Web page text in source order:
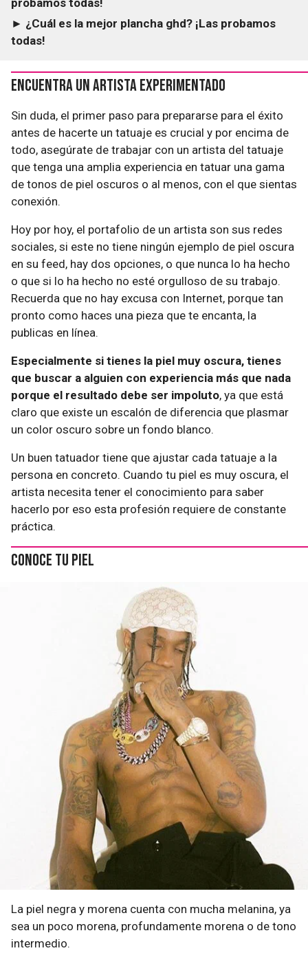
► ¿Cuál es la mejor plancha ghd? ¡Las probamos
todas!
Encuentra un artista experimentado
Sin duda, el primer paso para prepararse para el éxito
antes de hacerte un tatuaje es crucial y por encima de
todo, asegúrate de trabajar con un artista del tatuaje
que tenga una amplia experiencia en tatuar una gama
de tonos de piel oscuros o al menos, con el que sientas
conexión.
Hoy por hoy, el portafolio de un artista son sus redes
sociales, si este no tiene ningún ejemplo de piel oscura
en su feed, hay dos opciones, o que nunca lo ha hecho
o que si lo ha hecho no esté orgulloso de su trabajo.
Recuerda que no hay excusa con Internet, porque tan
pronto como haces una pieza que te encanta, la
publicas en línea.
Especialmente si tienes la piel muy oscura, tienes
que buscar a alguien con experiencia más que nada
porque el resultado debe ser impoluto, ya que está
claro que existe un escalón de diferencia que plasmar
un color oscuro sobre un fondo blanco.
Un buen tatuador tiene que ajustar cada tatuaje a la
persona en concreto. Cuando tu piel es muy oscura, el
artista necesita tener el conocimiento para saber
hacerlo por eso esta profesión requiere de constante
práctica.
Conoce tu piel
La piel negra y morena cuenta con mucha melanina, ya
sea un poco morena, profundamente morena o de tono
intermedio.